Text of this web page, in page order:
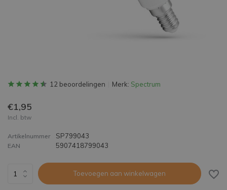
12 beoordelingen Merk: Spectrum
€1,95
Incl. btw
Artikelnummer SP799043
EAN 5907418799043
Toevoegen aan winkelwagen